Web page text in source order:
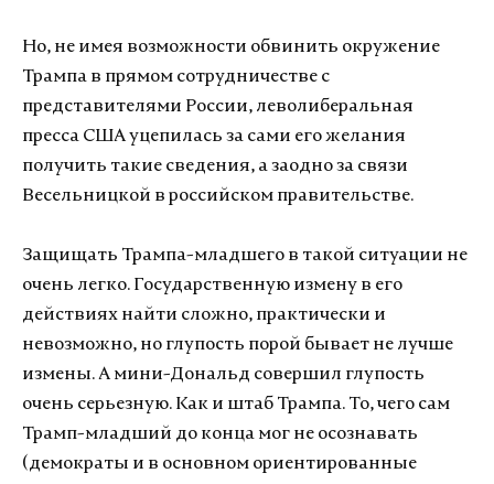
Но, не имея возможности обвинить окружение
Трампа в прямом сотрудничестве с
представителями России, леволиберальная
пресса США уцепилась за сами его желания
получить такие сведения, а заодно за связи
Весельницкой в российском правительстве.
Защищать Трампа-младшего в такой ситуации не
очень легко. Государственную измену в его
действиях найти сложно, практически и
невозможно, но глупость порой бывает не лучше
измены. А мини-Дональд совершил глупость
очень серьезную. Как и штаб Трампа. То, чего сам
Трамп-младший до конца мог не осознавать
(демократы и в основном ориентированные